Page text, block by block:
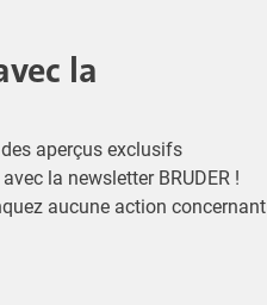
la
aperçus exclusifs
la newsletter BRUDER !
aucune action concernant